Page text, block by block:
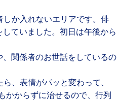
か入れないエリアです。俳
ていました。初日は午後から
関係者のお世話をしているの
、表情がパッと変わって、
かからずに治せるので、行列